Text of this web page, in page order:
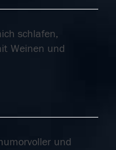
schlafen,
Weinen und
und